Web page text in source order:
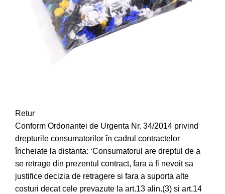
Retur
Conform Ordonantei de Urgenta Nr. 34/2014 privind
drepturile consumatorilor în cadrul contractelor
încheiate la distanta: ‘Consumatorul are dreptul de a
se retrage din prezentul contract, fara a fi nevoit sa
justifice decizia de retragere si fara a suporta alte
costuri decat cele prevazute la art.13 alin.(3) si art.14